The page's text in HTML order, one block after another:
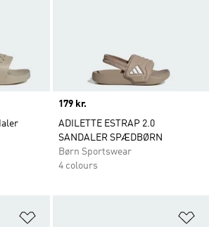
Price
179 kr.
ADILETTE ESTRAP 2.0
SANDALER SPÆDBØRN
Børn Sportswear
4 colours